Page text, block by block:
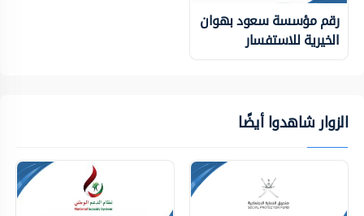
رقم مؤسسة سعود بهوان
الخيرية للاستفسار
الزوار شاهدوا أيضًا